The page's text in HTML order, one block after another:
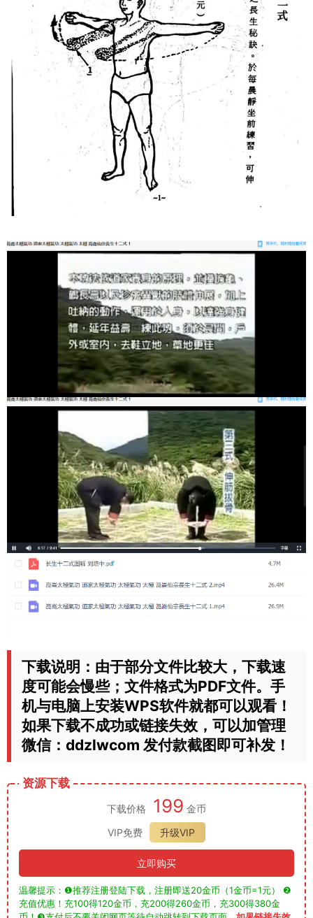
下载说明：由于部分文件比较大，下载速
度可能会慢些；文件格式为PDF文件。手
机与电脑上安装WPS软件就都可以观看！
如果下载不成功或链接失效，可以加管理
微信：ddzlwcom 发付款截图即可补发！
资源下载
下载价格 199 金币
VIP免费
升级VIP
立即购买
温馨提示：❶推荐注册登陆下载，注册即送20金币（1金币=1元） ❷
充值优惠！充100得120金币，充200得260金币，充300得380金